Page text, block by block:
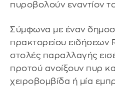
πυροβολούν εναντίον
Σύμφωνα με έναν
πρακτορείου ειδήσεων
στολές παραλλαγής
προτού ανοίξουν πυρ
χειροβομβίδα ή μία